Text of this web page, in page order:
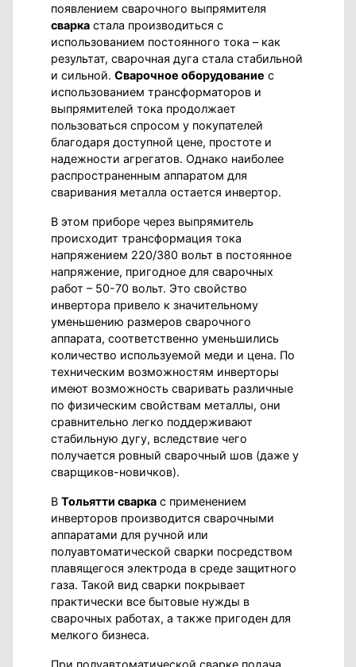
появлением сварочного выпрямителя
сварка стала производиться с
использованием постоянного тока – как
результат, сварочная дуга стала стабильной
и сильной. Сварочное оборудование с
использованием трансформаторов и
выпрямителей тока продолжает
пользоваться спросом у покупателей
благодаря доступной цене, простоте и
надежности агрегатов. Однако наиболее
распространенным аппаратом для
сваривания металла остается инвертор.
В этом приборе через выпрямитель
происходит трансформация тока
напряжением 220/380 вольт в постоянное
напряжение, пригодное для сварочных
работ – 50-70 вольт. Это свойство
инвертора привело к значительному
уменьшению размеров сварочного
аппарата, соответственно уменьшились
количество используемой меди и цена. По
техническим возможностям инверторы
имеют возможность сваривать различные
по физическим свойствам металлы, они
сравнительно легко поддерживают
стабильную дугу, вследствие чего
получается ровный сварочный шов (даже у
сварщиков-новичков).
В Тольятти сварка с применением
инверторов производится сварочными
аппаратами для ручной или
полуавтоматической сварки посредством
плавящегося электрода в среде защитного
газа. Такой вид сварки покрывает
практически все бытовые нужды в
сварочных работах, а также пригоден для
мелкого бизнеса.
При полуавтоматической сварке подача